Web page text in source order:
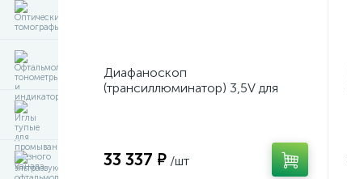
Диафаноскоп
(трансиллюминатор) 3,5V для
33 337 ₽ /шт